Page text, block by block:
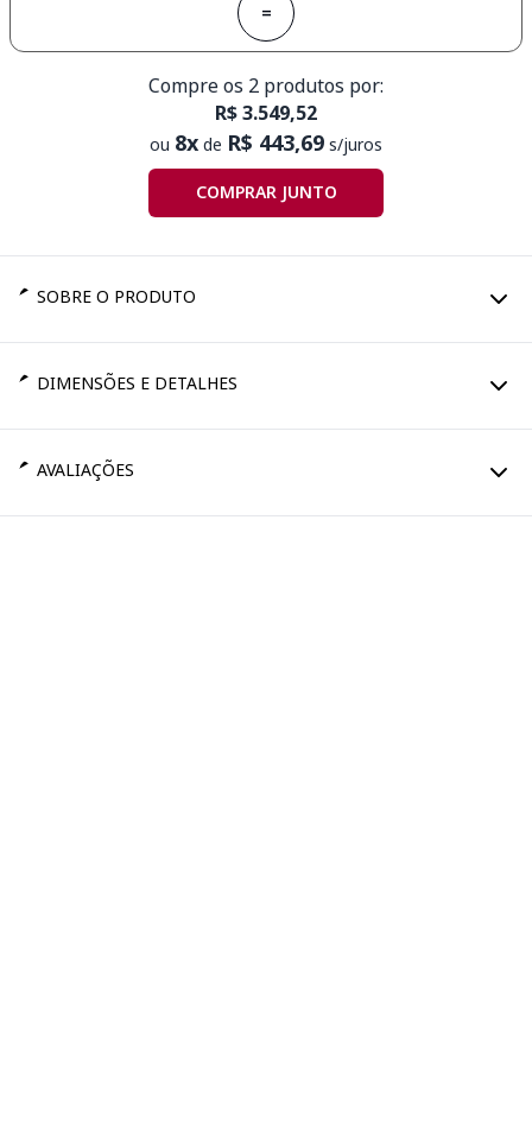
=
Compre os 2 produtos por:
R$ 3.549,52
ou 8x de R$ 443,69 s/juros
COMPRAR JUNTO
SOBRE O PRODUTO
DIMENSÕES E DETALHES
AVALIAÇÕES